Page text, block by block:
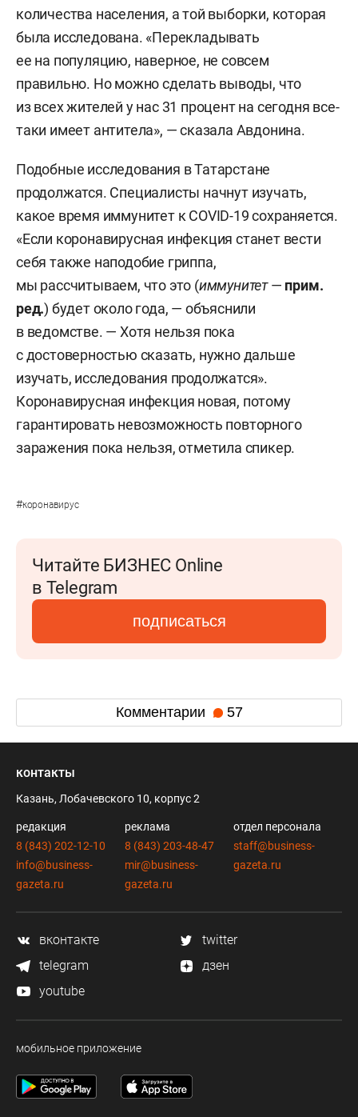
количества населения, а той выборки, которая
была исследована. «Перекладывать
ее на популяцию, наверное, не совсем
правильно. Но можно сделать выводы, что
из всех жителей у нас 31 процент на сегодня все-
таки имеет антитела», — сказала Авдонина.
Подобные исследования в Татарстане
продолжатся. Специалисты начнут изучать,
какое время иммунитет к COVID-19 сохраняется.
«Если коронавирусная инфекция станет вести
себя также наподобие гриппа,
мы рассчитываем, что это (иммунитет— прим.
ред.) будет около года, — объяснили
в ведомстве. — Хотя нельзя пока
с достоверностью сказать, нужно дальше
изучать, исследования продолжатся».
Коронавирусная инфекция новая, потому
гарантировать невозможность повторного
заражения пока нельзя, отметила спикер.
#коронавирус
Читайте БИЗНЕС Online
в Telegram
подписаться
Комментарии 57
контакты
Казань, Лобачевского 10, корпус 2
редакция
8 (843) 202-12-10
info@business-
gazeta.ru
реклама
8 (843) 203-48-47
mir@business-
gazeta.ru
отдел персонала
staff@business-
gazeta.ru
вконтакте
twitter
telegram
дзен
youtube
мобильное приложение